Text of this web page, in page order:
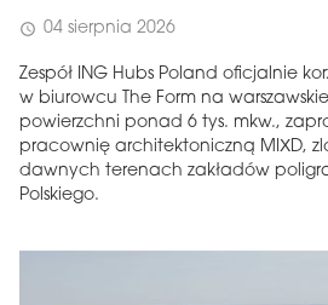
schedule 04 sierpnia 2026
Zespół ING Hubs Poland oficjalnie
w biurowcu The Form na
powierzchni ponad 6 tys. mkw.,
pracownię architektoniczną MIXD,
dawnych terenach zakładów
Polskiego.